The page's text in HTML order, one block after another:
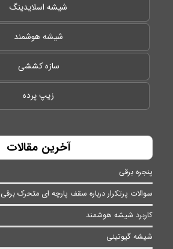
شیشه اسلایدینگ
شیشه هوشمند
سازه کششی
زیپ پرده
آخرین مقالات
پنجره برقی
سوالات پرتکرار درباره سقف پارچه ای متحرک برقی
کاربرد شیشه هوشمند
شیشه گیوتینی